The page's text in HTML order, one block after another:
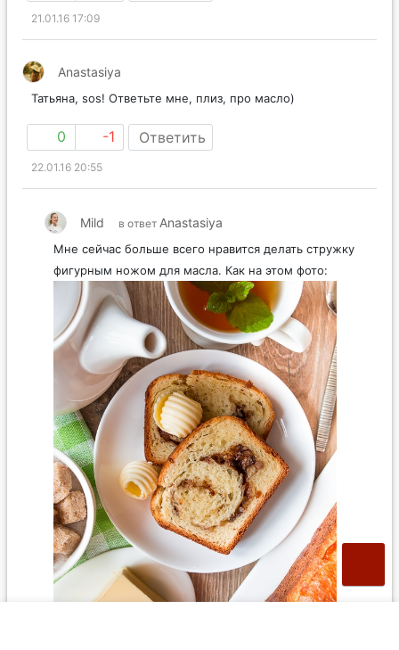
21.01.16 17:09
Anastasiya
Татьяна, sos! Ответьте мне, плиз, про масло)
0 -1 Ответить
22.01.16 20:55
Mild в ответ Anastasiya
Мне сейчас больше всего нравится делать стружку
фигурным ножом для масла. Как на этом фото: